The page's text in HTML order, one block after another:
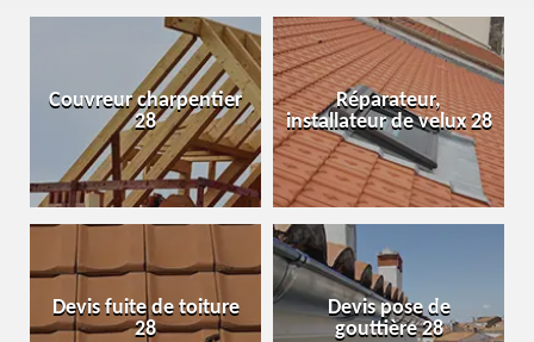
Couvreur charpentier
28
Réparateur,
installateur de velux 28
Devis fuite de toiture
28
Devis pose de
gouttière 28